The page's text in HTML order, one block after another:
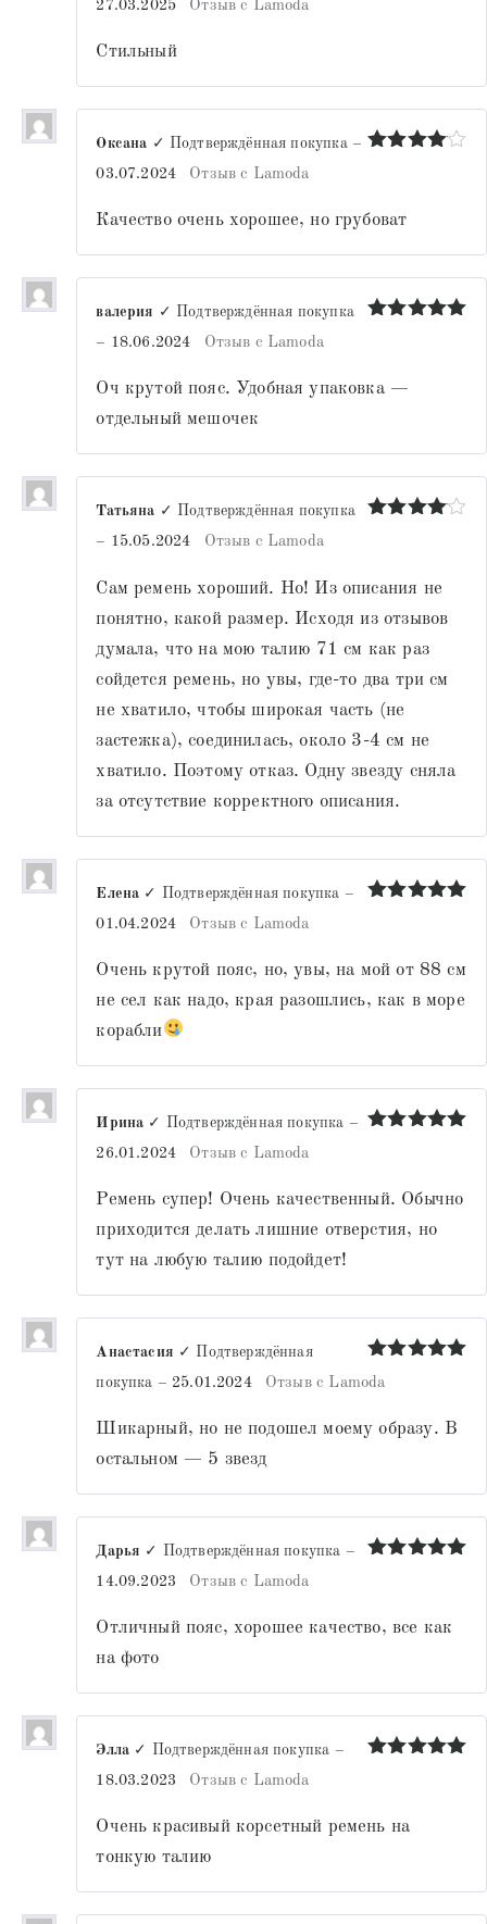
27.03.2025 Отзыв с Lamoda
Стильный
Оксана ✓ Подтверждённая покупка –
03.07.2024
Отзыв с Lamoda
Качество очень хорошее, но грубоват
валерия ✓ Подтверждённая покупка
– 18.06.2024 Отзыв с Lamoda
Оч крутой пояс. Удобная упаковка —
отдельный мешочек
Татьяна ✓ Подтверждённая покупка
– 15.05.2024 Отзыв с Lamoda
Сам ремень хороший. Но! Из описания не
понятно, какой размер. Исходя из отзывов
думала, что на мою талию 71 см как раз
сойдется ремень, но увы, где-то два три см
не хватило, чтобы широкая часть (не
застежка), соединилась, около 3-4 см не
хватило. Поэтому отказ. Одну звезду сняла
за отсутствие корректного описания.
Елена ✓ Подтверждённая покупка –
01.04.2024
Отзыв с Lamoda
Очень крутой пояс, но, увы, на мой от 88 см
не сел как надо, края разошлись, как в море
корабли
Ирина ✓ Подтверждённая покупка –
26.01.2024
Отзыв с Lamoda
Ремень супер! Очень качественный. Обычно
приходится делать лишние отверстия, но
тут на любую талию подойдет!
Оценка
из 5
Анастасия ✓ Подтверждённая
покупка – 25.01.2024 Отзыв с Lamoda
Шикарный, но не подошел моему образу. В
остальном — 5 звезд
Дарья ✓ Подтверждённая покупка –
14.09.2023
Отзыв с Lamoda
Отличный пояс, хорошее качество, все как
на фото
Элла ✓ Подтверждённая покупка –
18.03.2023
Отзыв с Lamoda
Очень красивый корсетный ремень на
тонкую талию